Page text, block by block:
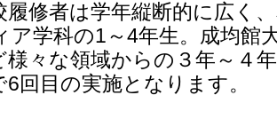
修者は学年縦断的に広く
ア学科の1～4年生。成均館
様々な領域からの３年～４
回目の実施となります。